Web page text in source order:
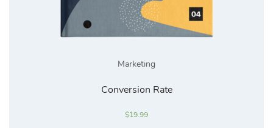
Marketing
Conversion Rate
$19.99